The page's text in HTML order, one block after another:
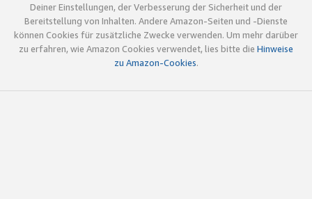
Deiner Einstellungen, der Verbesserung der Sicherheit und der
Bereitstellung von Inhalten. Andere Amazon-Seiten und -Dienste
können Cookies für zusätzliche Zwecke verwenden. Um mehr darüber
zu erfahren, wie Amazon Cookies verwendet, lies bitte die Hinweise
zu Amazon-Cookies.